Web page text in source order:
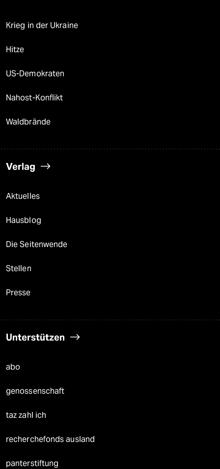
Krieg in der Ukraine
Hitze
US-Demokraten
Nahost-Konflikt
Waldbrände
Verlag
Aktuelles
Hausblog
Die Seitenwende
Stellen
Presse
Unterstützen
abo
genossenschaft
taz zahl ich
recherchefonds ausland
panterstiftung